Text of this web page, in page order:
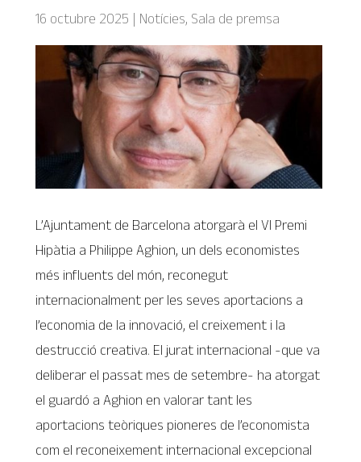
16 octubre 2025 Notícies, Sala de premsa
L’Ajuntament de Barcelona atorgarà el VI Premi
Hipàtia a Philippe Aghion, un dels economistes
més influents del món, reconegut
internacionalment per les seves aportacions a
l’economia de la innovació, el creixement i la
destrucció creativa. El jurat internacional -que va
deliberar el passat mes de setembre- ha atorgat
el guardó a Aghion en valorar tant les
aportacions teòriques pioneres de l’economista
com el reconeixement internacional excepcional